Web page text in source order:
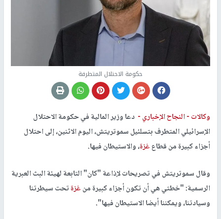
حكومة الاحتلال المتطرفة
وكالات -النجاح الإخباري - دعا وزير المالية في حكومة الاحتلال
الإسرائيلي المتطرف بتسلئيل سموتريتش، اليوم الاثنين، إلى احتلال
أجزاء كبيرة من قطاعغزة، والاستيطان فيها.
وقال سموتريتش في تصريحات لإذاعة "كان" التابعة لهيئة البث العبرية
الرسمية: "خطتي هي أن تكون أجزاء كبيرة منغزةتحت سيطرتنا
وسيادتنا، ويمكننا أيضا الاستيطان فيها".